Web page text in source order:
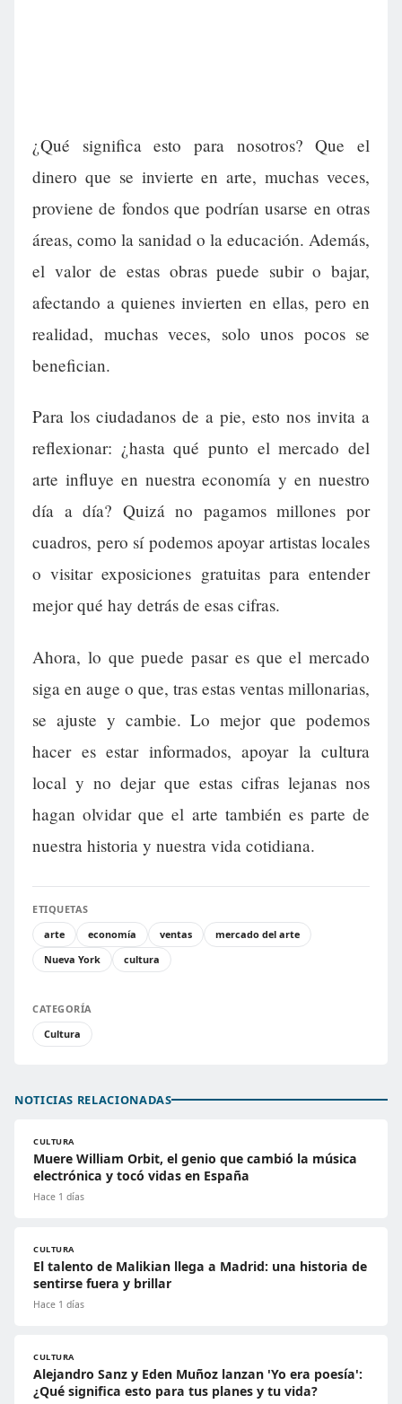
¿Qué significa esto para nosotros? Que el
dinero que se invierte en arte, muchas veces,
proviene de fondos que podrían usarse en otras
áreas, como la sanidad o la educación. Además,
el valor de estas obras puede subir o bajar,
afectando a quienes invierten en ellas, pero en
realidad, muchas veces, solo unos pocos se
benefician.
Para los ciudadanos de a pie, esto nos invita a
reflexionar: ¿hasta qué punto el mercado del
arte influye en nuestra economía y en nuestro
día a día? Quizá no pagamos millones por
cuadros, pero sí podemos apoyar artistas locales
o visitar exposiciones gratuitas para entender
mejor qué hay detrás de esas cifras.
Ahora, lo que puede pasar es que el mercado
siga en auge o que, tras estas ventas millonarias,
se ajuste y cambie. Lo mejor que podemos
hacer es estar informados, apoyar la cultura
local y no dejar que estas cifras lejanas nos
hagan olvidar que el arte también es parte de
nuestra historia y nuestra vida cotidiana.
ETIQUETAS
arte
economía ventas
mercado del arte
Nueva York
cultura
CATEGORÍA
Cultura
NOTICIAS RELACIONADAS
CULTURA
Muere William Orbit, el genio que cambió la música
electrónica y tocó vidas en España
Hace 1 días
CULTURA
El talento de Malikian llega a Madrid: una historia de
sentirse fuera y brillar
Hace 1 días
CULTURA
Alejandro Sanz y Eden Muñoz lanzan 'Yo era poesía':
¿Qué significa esto para tus planes y tu vida?